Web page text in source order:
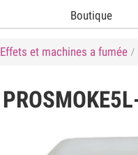
Boutique
Effets et machines a fumée